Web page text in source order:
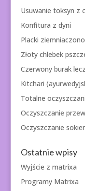
Usuwanie toksyn z
Konfitura z dyni
Placki
Złoty chlebek
Czerwony burak
Kitchari
Totalne
Oczyszczanie
Oczyszczanie
Ostatnie wpisy
Wyjście z matrixa
Programy Matrixa